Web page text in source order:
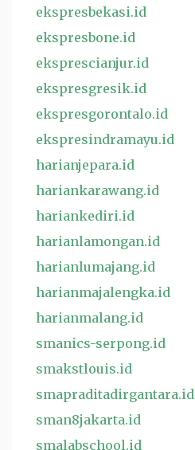
ekspresbekasi.id
ekspresbone.id
eksprescianjur.id
ekspresgresik.id
ekspresgorontalo.id
ekspresindramayu.id
harianjepara.id
hariankarawang.id
hariankediri.id
harianlamongan.id
harianlumajang.id
harianmajalengka.id
harianmalang.id
smanics-serpong.id
smakstlouis.id
smapraditadirgantara.id
sman8jakarta.id
smalabschool.id